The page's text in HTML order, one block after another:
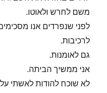
משם לחרש ולאוטו.
לפני שנפרדים אנו
לרכיבות.
גם לאומנות.
אני ממשיך הביתה.
לא שוכח להודות לאשתי